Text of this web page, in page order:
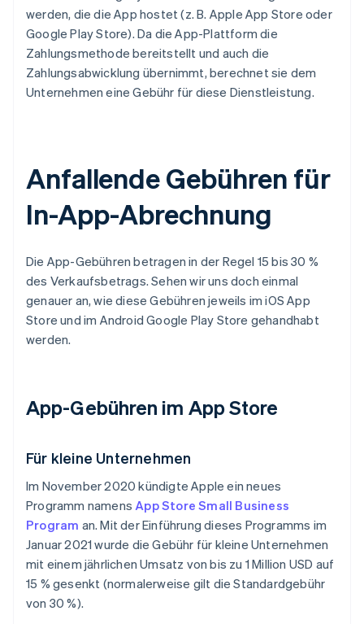
werden, die die App hostet (z. B. Apple App Store oder
Google Play Store). Da die App-Plattform die
Zahlungsmethode bereitstellt und auch die
Zahlungsabwicklung übernimmt, berechnet sie dem
Unternehmen eine Gebühr für diese Dienstleistung.
Anfallende Gebühren für
In-App-Abrechnung
Die App-Gebühren betragen in der Regel 15 bis 30 %
des Verkaufsbetrags. Sehen wir uns doch einmal
genauer an, wie diese Gebühren jeweils im iOS App
Store und im Android Google Play Store gehandhabt
werden.
App-Gebühren im App Store
Für kleine Unternehmen
Im November 2020 kündigte Apple ein neues
Programm namensApp Store Small Business
Program an. Mit der Einführung dieses Programms im
Januar 2021 wurde die Gebühr für kleine Unternehmen
mit einem jährlichen Umsatz von bis zu 1 Million USD auf
15 % gesenkt (normalerweise gilt die Standardgebühr
von 30 %).